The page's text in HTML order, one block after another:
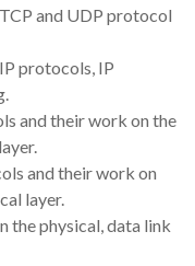
and UDP protocol
protocols, IP
and their work on the
and their work on
layer.
the physical, data link